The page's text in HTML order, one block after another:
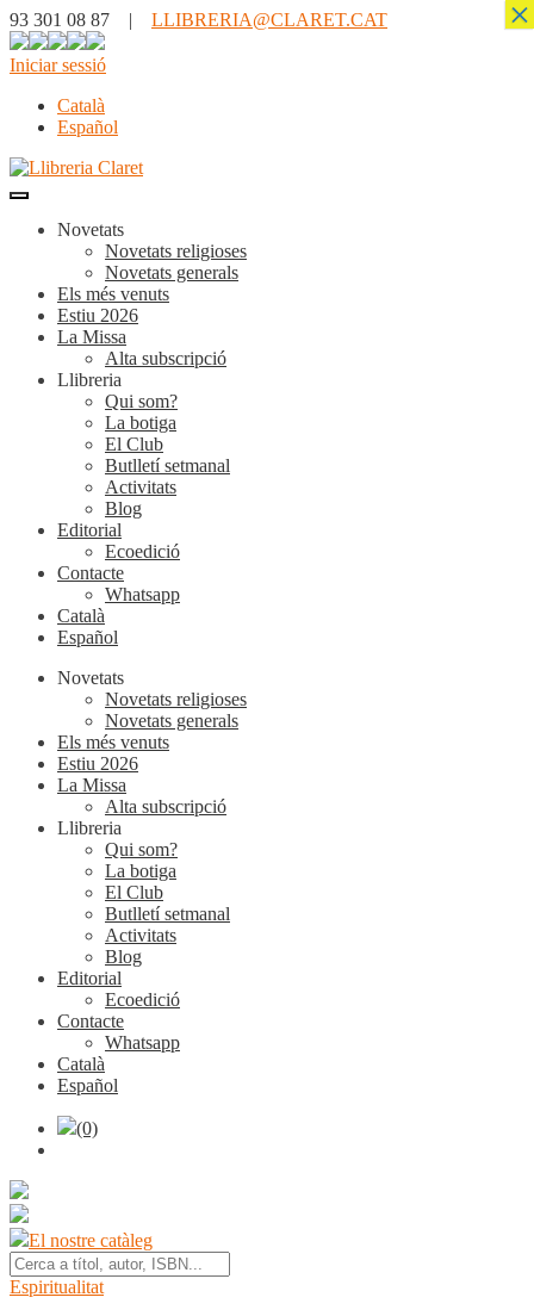
93 301 08 87 | LLIBRERIA@CLARET.CAT
Iniciar sessió
Català
Español
Novetats
Novetats religioses
Novetats generals
Els més venuts
Estiu 2026
La Missa
Alta subscripció
Llibreria
Qui som?
La botiga
El Club
Butlletí setmanal
Activitats
Blog
Editorial
Ecoedició
Contacte
Whatsapp
Català
Español
Novetats
Novetats religioses
Novetats generals
Els més venuts
Estiu 2026
La Missa
Alta subscripció
Llibreria
Qui som?
La botiga
El Club
Butlletí setmanal
Activitats
Blog
Editorial
Ecoedició
Contacte
Whatsapp
Català
Español
(0)
El nostre catàleg
Espiritualitat
×